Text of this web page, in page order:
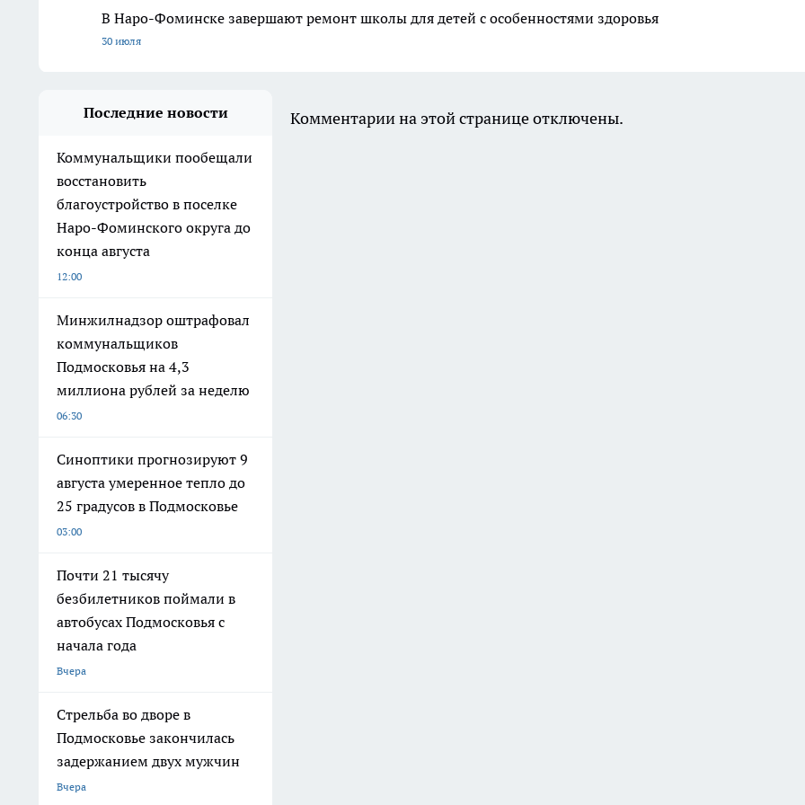
В Наро-Фоминске завершают ремонт школы для детей с особенностями здоровья
30 июля
Последние новости
Коммунальщики пообещали
восстановить
благоустройство в поселке
Наро-Фоминского округа до
конца августа
12:00
Минжилнадзор оштрафовал
коммунальщиков
Подмосковья на 4,3
миллиона рублей за неделю
06:30
Синоптики прогнозируют 9
августа умеренное тепло до
25 градусов в Подмосковье
03:00
Почти 21 тысячу
безбилетников поймали в
автобусах Подмосковья с
начала года
Вчера
Стрельба во дворе в
Подмосковье закончилась
задержанием двух мужчин
Вчера
Комментарии на этой странице отключены.